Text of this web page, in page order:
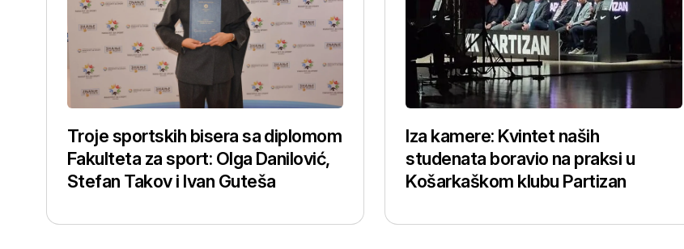
Troje sportskih bisera sa diplomom
Fakulteta za sport: Olga Danilović,
Stefan Takov i Ivan Guteša
Iza kamere: Kvintet naših
studenata boravio na praksi u
Košarkaškom klubu Partizan